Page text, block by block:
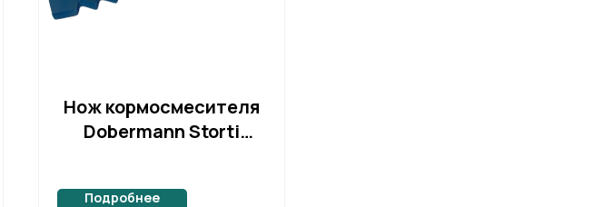
Нож кормосмесителя
Dobermann Storti
Подробнее